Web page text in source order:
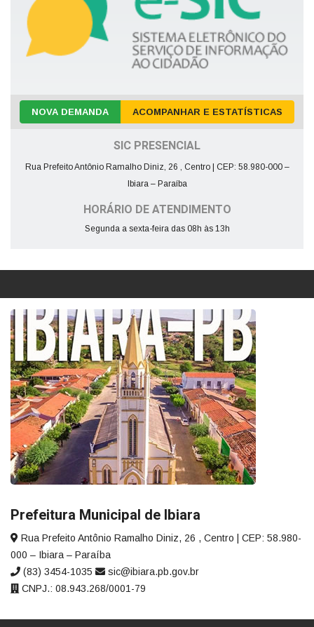
NOVA DEMANDA ACOMPANHAR E ESTATÍSTICAS
SIC PRESENCIAL
Rua Prefeito Antônio Ramalho Diniz, 26 , Centro | CEP: 58.980-000 –
Ibiara – Paraíba
HORÁRIO DE ATENDIMENTO
Segunda a sexta-feira das 08h às 13h
Prefeitura Municipal de Ibiara
Rua Prefeito Antônio Ramalho Diniz, 26 , Centro | CEP: 58.980-
000 – Ibiara – Paraíba
(83) 3454-1035
sic@ibiara.pb.gov.br
CNPJ.: 08.943.268/0001-79